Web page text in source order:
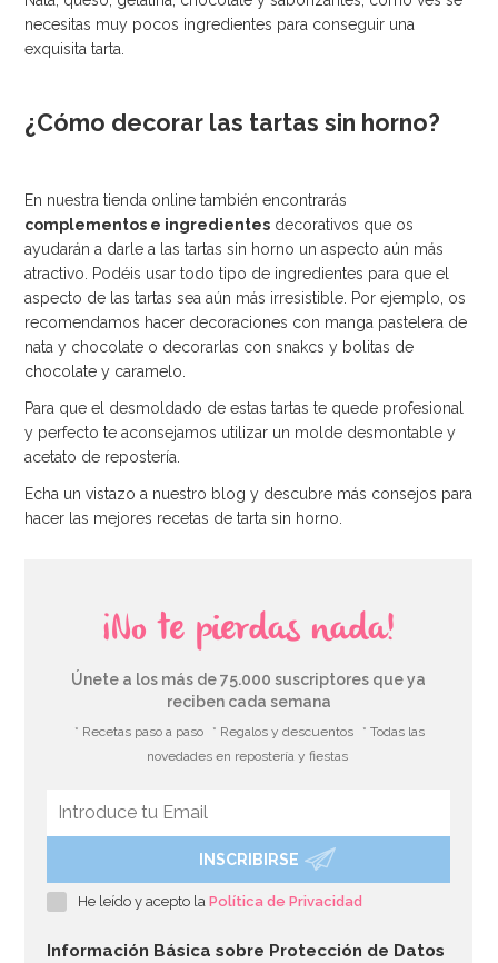
necesitas muy pocos ingredientes para conseguir una
exquisita tarta.
¿Cómo decorar las tartas sin horno?
En nuestra tienda online también encontrarás
complementos e ingredientes decorativos que os
ayudarán a darle a las tartas sin horno un aspecto aún más
atractivo. Podéis usar todo tipo de ingredientes para que el
aspecto de las tartas sea aún más irresistible. Por ejemplo, os
recomendamos hacer decoraciones con manga pastelera de
nata y chocolate o decorarlas con snakcs y bolitas de
chocolate y caramelo.
Para que el desmoldado de estas tartas te quede profesional
y perfecto te aconsejamos utilizar un molde desmontable y
acetato de repostería.
Echa un vistazo a nuestro blog y descubre más consejos para
hacer las mejores recetas de tarta sin horno.
¡No te pierdas nada!
Únete a los más de 75.000 suscriptores que ya
reciben cada semana
* Recetas paso a paso * Regalos y descuentos
* Todas las
novedades en repostería y fiestas
INSCRIBIRSE
He leído y acepto laPolítica de Privacidad
Información Básica sobre Protección de Datos